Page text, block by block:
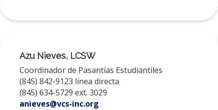
Azu Nieves, LCSW
Coordinador de Pasantías Estudiantiles
(845) 842-9123 línea directa
(845) 634-5729 ext. 3029
anieves@vcs-inc.org